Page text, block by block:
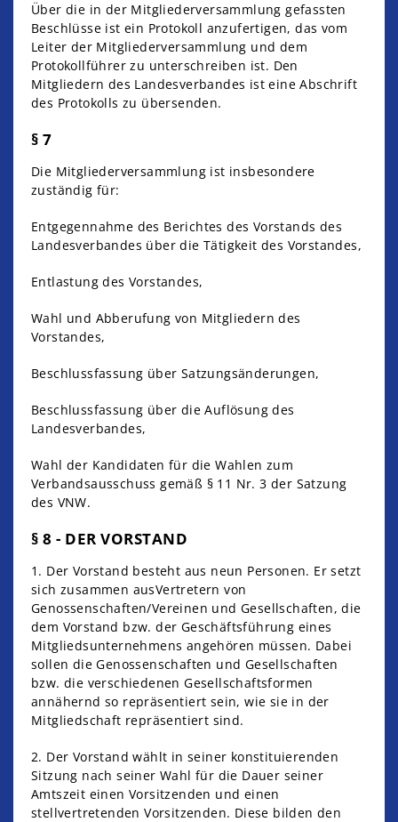
Über die in der Mitgliederversammlung gefassten
Beschlüsse ist ein Protokoll anzufertigen, das vom
Leiter der Mitgliederversammlung und dem
Protokollführer zu unterschreiben ist. Den
Mitgliedern des Landesverbandes ist eine Abschrift
des Protokolls zu übersenden.
§ 7
Die Mitgliederversammlung ist insbesondere
zuständig für:
Entgegennahme des Berichtes des Vorstands des
Landesverbandes über die Tätigkeit des Vorstandes,
Entlastung des Vorstandes,
Wahl und Abberufung von Mitgliedern des
Vorstandes,
Beschlussfassung über Satzungsänderungen,
Beschlussfassung über die Auflösung des
Landesverbandes,
Wahl der Kandidaten für die Wahlen zum
Verbandsausschuss gemäß § 11 Nr. 3 der Satzung
des VNW.
§ 8 - DER VORSTAND
1. Der Vorstand besteht aus neun Personen. Er setzt
sich zusammen ausVertretern von
Genossenschaften/Vereinen und Gesellschaften, die
dem Vorstand bzw. der Geschäftsführung eines
Mitgliedsunternehmens angehören müssen. Dabei
sollen die Genossenschaften und Gesellschaften
bzw. die verschiedenen Gesellschaftsformen
annähernd so repräsentiert sein, wie sie in der
Mitgliedschaft repräsentiert sind.
2. Der Vorstand wählt in seiner konstituierenden
Sitzung nach seiner Wahl für die Dauer seiner
Amtszeit einen Vorsitzenden und einen
stellvertretenden Vorsitzenden. Diese bilden den